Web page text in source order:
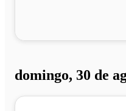
domingo, 30 de